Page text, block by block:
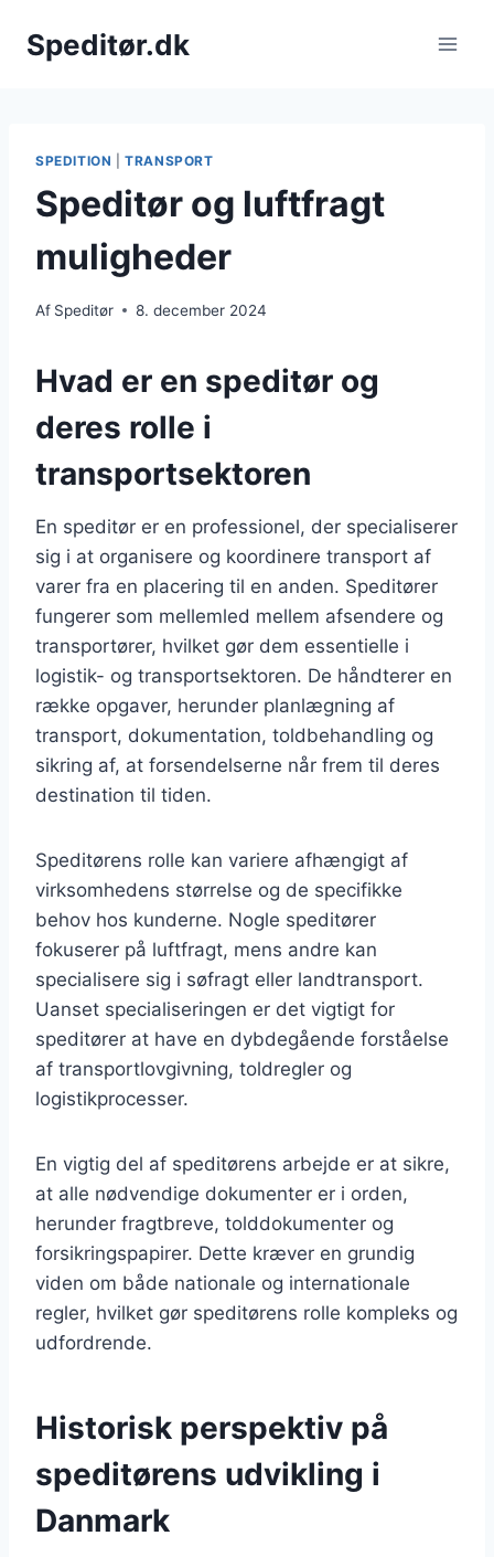
Speditør.dk
SPEDITION |TRANSPORT
Speditør og luftfragt
muligheder
Af Speditør 8. december 2024
Hvad er en speditør og
deres rolle i
transportsektoren
En speditør er en professionel, der specialiserer
sig i at organisere og koordinere transport af
varer fra en placering til en anden. Speditører
fungerer som mellemled mellem afsendere og
transportører, hvilket gør dem essentielle i
logistik- og transportsektoren. De håndterer en
række opgaver, herunder planlægning af
transport, dokumentation, toldbehandling og
sikring af, at forsendelserne når frem til deres
destination til tiden.
Speditørens rolle kan variere afhængigt af
virksomhedens størrelse og de specifikke
behov hos kunderne. Nogle speditører
fokuserer på luftfragt, mens andre kan
specialisere sig i søfragt eller landtransport.
Uanset specialiseringen er det vigtigt for
speditører at have en dybdegående forståelse
af transportlovgivning, toldregler og
logistikprocesser.
En vigtig del af speditørens arbejde er at sikre,
at alle nødvendige dokumenter er i orden,
herunder fragtbreve, tolddokumenter og
forsikringspapirer. Dette kræver en grundig
viden om både nationale og internationale
regler, hvilket gør speditørens rolle kompleks og
udfordrende.
Historisk perspektiv på
speditørens udvikling i
Danmark